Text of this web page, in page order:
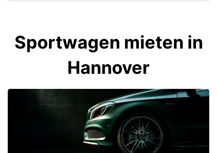
Sportwagen mieten in
Hannover